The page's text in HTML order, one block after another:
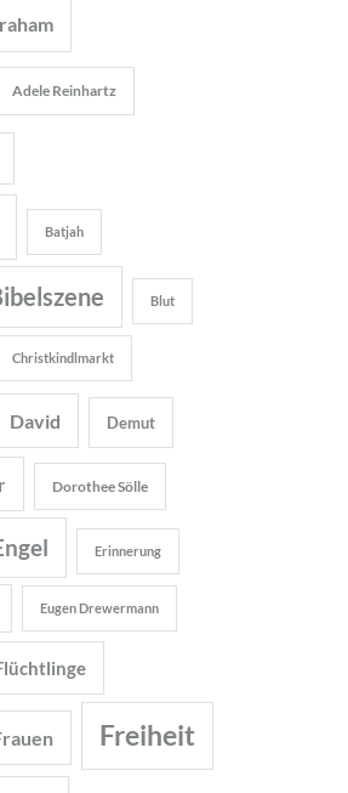
Adele Reinhartz
Batjah
Blut
Christkindlmarkt
David Demut
Dorothee Sölle
Erinnerung
Eugen Drewermann
Freiheit